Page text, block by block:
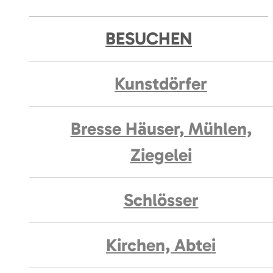
BESUCHEN
Kunstdörfer
Bresse Häuser, Mühlen,
Ziegelei
Schlösser
Kirchen, Abtei